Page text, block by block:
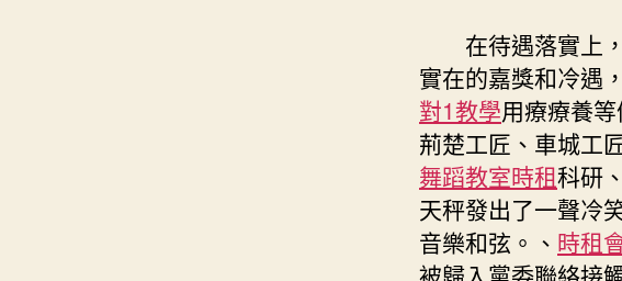
在待遇落實上
實在的嘉獎和冷遇
對1教學用療療養
荊楚工匠、車城工
舞蹈教室時租科研
天秤發出了一聲冷
音樂和弦。、 時租
被歸入黨委聯絡接